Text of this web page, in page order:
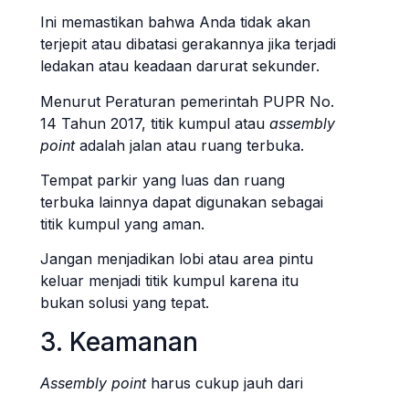
Ini memastikan bahwa Anda tidak akan
terjepit atau dibatasi gerakannya jika terjadi
ledakan atau keadaan darurat sekunder.
Menurut Peraturan pemerintah PUPR No.
14 Tahun 2017, titik kumpul atau assembly
pointadalah jalan atau ruang terbuka.
Tempat parkir yang luas dan ruang
terbuka lainnya dapat digunakan sebagai
titik kumpul yang aman.
Jangan menjadikan lobi atau area pintu
keluar menjadi titik kumpul karena itu
bukan solusi yang tepat.
3. Keamanan
Assembly point harus cukup jauh dari